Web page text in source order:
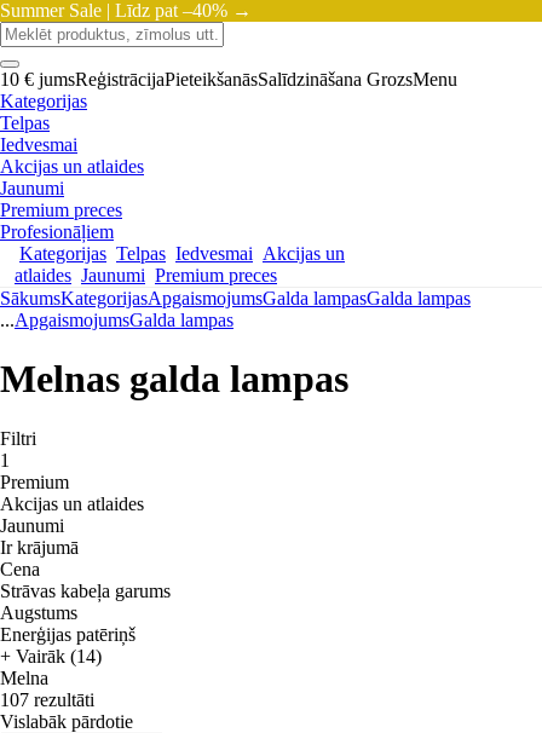
Summer Sale | Līdz pat –40% →
10 € jumsReģistrācijaPieteikšanāsSalīdzināšana GrozsMenu
Kategorijas
Telpas
Iedvesmai
Akcijas un atlaides
Jaunumi
Premium preces
Profesionāļiem
Kategorijas Telpas Iedvesmai Akcijas un
atlaides Jaunumi Premium preces
SākumsKategorijasApgaismojumsGalda lampasGalda lampas
...ApgaismojumsGalda lampas
Melnas galda lampas
Filtri
1
Premium
Akcijas un atlaides
Jaunumi
Ir krājumā
Cena
Strāvas kabeļa garums
Augstums
Enerģijas patēriņš
+ Vairāk (14)
Melna
107 rezultāti
Vislabāk pārdotie